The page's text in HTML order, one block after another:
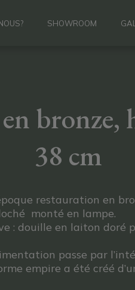
SHOWROOM
bronze,
38 cm
restauration en
monté en lampe.
: douille en laiton doré
passe par
empire a été créé